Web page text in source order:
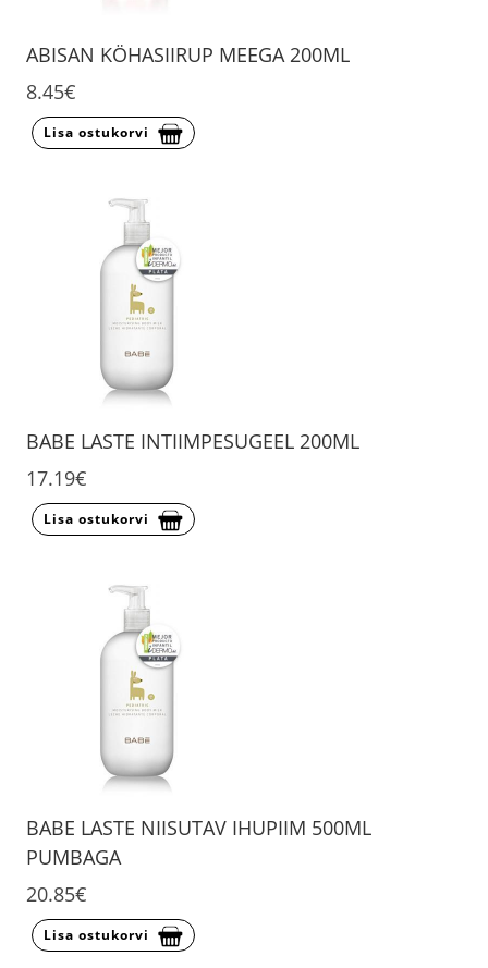
ABISAN KÖHASIIRUP MEEGA 200ML
8.45€
Lisa ostukorvi
BABE LASTE INTIIMPESUGEEL 200ML
17.19€
Lisa ostukorvi
BABE LASTE NIISUTAV IHUPIIM 500ML
PUMBAGA
20.85€
Lisa ostukorvi